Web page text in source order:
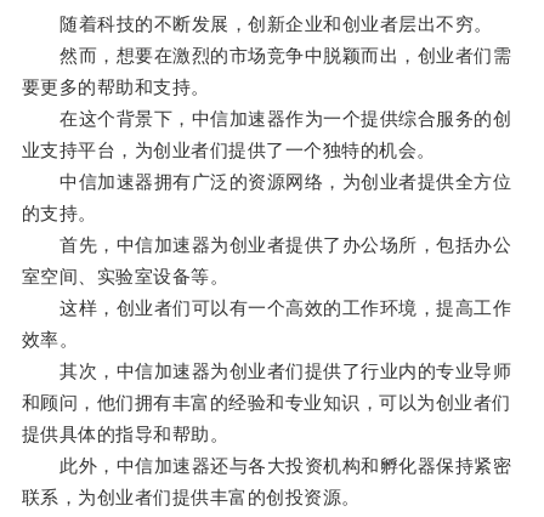
随着科技的不断发展，创新企业和创业者层出不穷。
然而，想要在激烈的市场竞争中脱颖而出，创业者们需
要更多的帮助和支持。
在这个背景下，中信加速器作为一个提供综合服务的创
业支持平台，为创业者们提供了一个独特的机会。
中信加速器拥有广泛的资源网络，为创业者提供全方位
的支持。
首先，中信加速器为创业者提供了办公场所，包括办公
室空间、实验室设备等。
这样，创业者们可以有一个高效的工作环境，提高工作
效率。
其次，中信加速器为创业者们提供了行业内的专业导师
和顾问，他们拥有丰富的经验和专业知识，可以为创业者们
提供具体的指导和帮助。
此外，中信加速器还与各大投资机构和孵化器保持紧密
联系，为创业者们提供丰富的创投资源。